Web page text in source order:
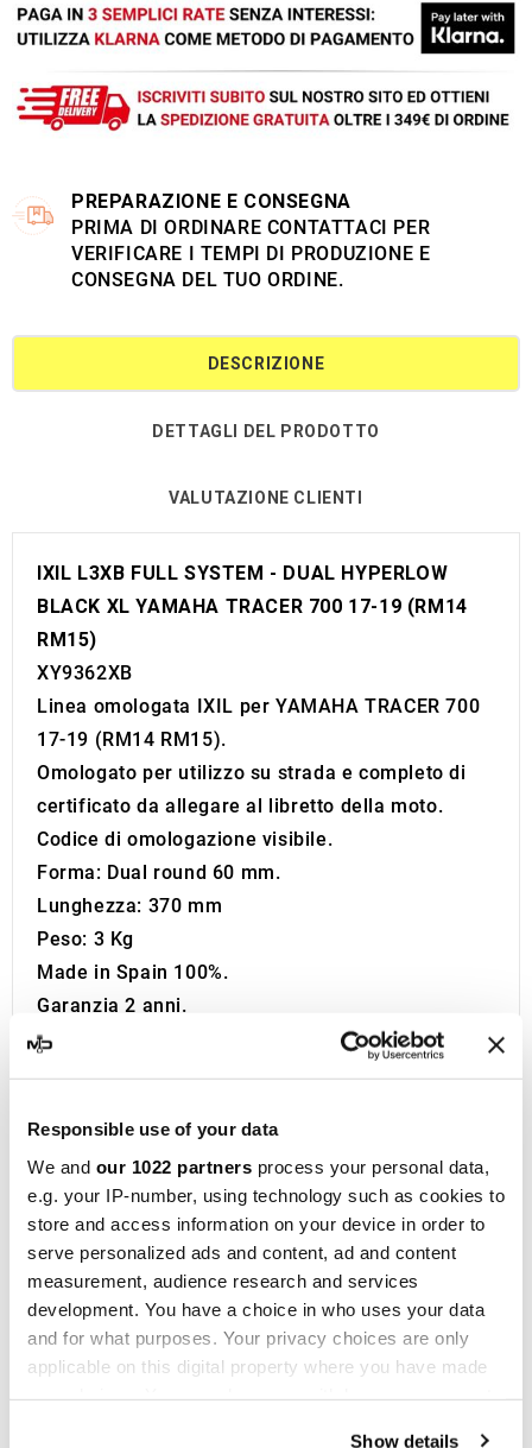
Responsible use of your data
We and our 1022 partners process your personal data,
e.g. your IP-number, using technology such as cookies to
store and access information on your device in order to
serve personalized ads and content, ad and content
measurement, audience research and services
development. You have a choice in who uses your data
and for what purposes. Your privacy choices are only
applicable on this digital property where you have made
Show details
PREPARAZIONE E CONSEGNA
PRIMA DI ORDINARE CONTATTACI PER
VERIFICARE I TEMPI DI PRODUZIONE E
CONSEGNA DEL TUO ORDINE.
DESCRIZIONE
DETTAGLI DEL PRODOTTO
VALUTAZIONE CLIENTI
IXIL L3XB FULL SYSTEM - DUAL HYPERLOW
BLACK XL YAMAHA TRACER 700 17-19 (RM14
RM15)
XY9362XB
Linea omologata IXIL per YAMAHA TRACER 700
17-19 (RM14 RM15).
Omologato per utilizzo su strada e completo di
certificato da allegare al libretto della moto.
Codice di omologazione visibile.
Forma: Dual round 60 mm.
Lunghezza: 370 mm
Peso: 3 Kg
Made in Spain 100%.
Garanzia 2 anni.
Informazioni Aggiuntive:
decennio MotoDecibel si occupa della ricerca e
della rivendita dei migliori Scarichi Sportivi,
Silenziatori, Marmitte e Collettori per Moto. Se
hai domande o dubbi riguardo la Marmitta, il
Silenziatore o lo Scarico della tua Moto non
esitare a contattarci.
IXILnasce a Barcellona nel 1955 ed è ora un
marchio consolidato nel campo delle corse
motociclistiche, presente in oltre 40 distributori
dislocati in cinque continenti. Con oltre